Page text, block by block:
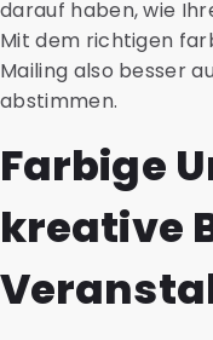
darauf haben, wie
Mit dem richtigen
Mailing also besser
abstimmen.
Farbige
kreative